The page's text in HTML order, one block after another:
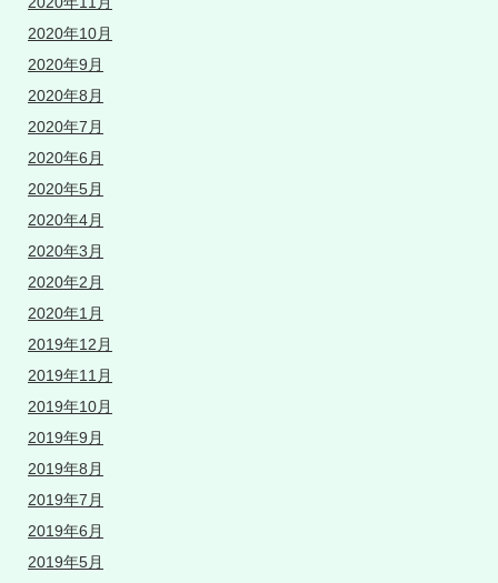
2020年10月
2020年9月
2020年8月
2020年7月
2020年6月
2020年5月
2020年4月
2020年3月
2020年2月
2020年1月
2019年12月
2019年11月
2019年10月
2019年9月
2019年8月
2019年7月
2019年6月
2019年5月